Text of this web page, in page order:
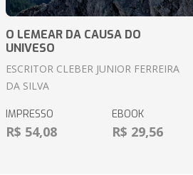
O LEMEAR DA CAUSA DO
UNIVESO
ESCRITOR CLEBER JUNIOR FERREIRA
DA SILVA
IMPRESSO
R$ 54,08
EBOOK
R$ 29,56